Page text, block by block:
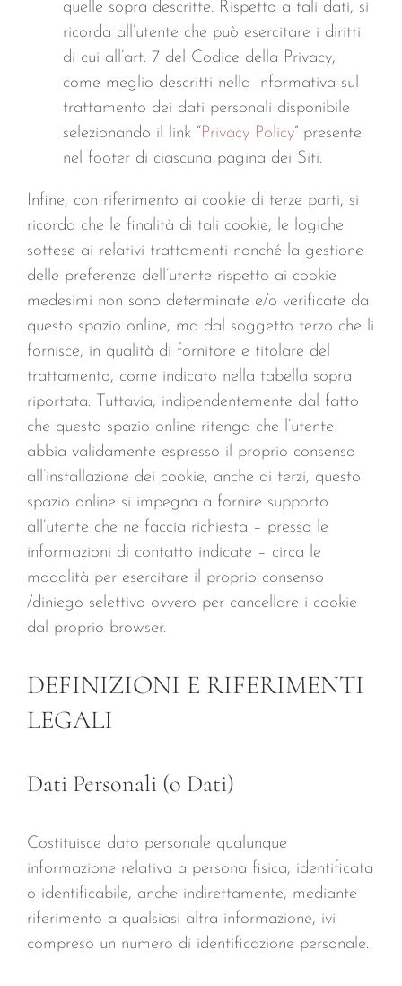
quelle sopra descritte. Rispetto a tali dati, si
ricorda all’utente che può esercitare i diritti
di cui all’art. 7 del Codice della Privacy,
come meglio descritti nella Informativa sul
trattamento dei dati personali disponibile
selezionando il link “Privacy Policy” presente
nel footer di ciascuna pagina dei Siti.
Infine, con riferimento ai cookie di terze parti, si
ricorda che le finalità di tali cookie, le logiche
sottese ai relativi trattamenti nonché la gestione
delle preferenze dell’utente rispetto ai cookie
medesimi non sono determinate e/o verificate da
questo spazio online, ma dal soggetto terzo che li
fornisce, in qualità di fornitore e titolare del
trattamento, come indicato nella tabella sopra
riportata. Tuttavia, indipendentemente dal fatto
che questo spazio online ritenga che l’utente
abbia validamente espresso il proprio consenso
all’installazione dei cookie, anche di terzi, questo
spazio online si impegna a fornire supporto
all’utente che ne faccia richiesta – presso le
informazioni di contatto indicate – circa le
modalità per esercitare il proprio consenso
/diniego selettivo ovvero per cancellare i cookie
dal proprio browser.
DEFINIZIONI E RIFERIMENTI
LEGALI
Dati Personali (o Dati)
Costituisce dato personale qualunque
informazione relativa a persona fisica, identificata
o identificabile, anche indirettamente, mediante
riferimento a qualsiasi altra informazione, ivi
compreso un numero di identificazione personale.